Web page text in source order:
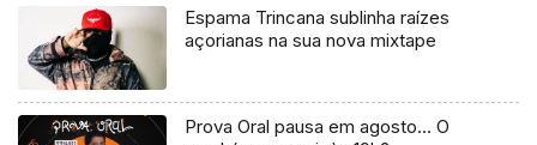
Espama Trincana sublinha raízes
açorianas na sua nova mixtape
Prova Oral pausa em agosto… O